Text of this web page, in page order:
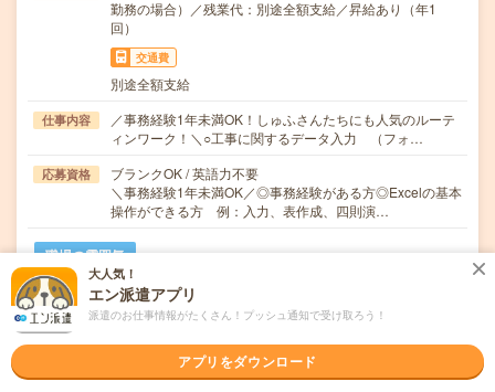
勤務の場合）／残業代：別途全額支給／昇給あり（年1
回）
交通費
別途全額支給
仕事内容
／事務経験1年未満OK！しゅふさんたちにも人気のルーテ
ィンワーク！＼○工事に関するデータ入力 （フォ…
応募資格
ブランクOK / 英語力不要
＼事務経験1年未満OK／◎事務経験がある方◎Excelの基本
操作ができる方 例：入力、表作成、四則演…
職場の雰囲気
年齢層
20代
30代 40代 50代
女性
男性
大人気！
エン派遣アプリ
派遣のお仕事情報がたくさん！プッシュ通知で受け取ろう！
アプリをダウンロード